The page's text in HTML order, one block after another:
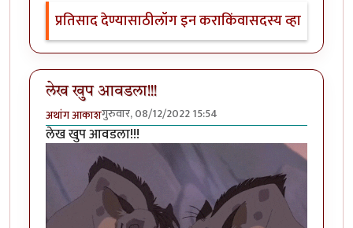
प्रतिसाद देण्यासाठीलॉग इन कराकिंवासदस्य व्हा
लेख खुप आवडला!!!
अथांग आकाशगुरुवार, 08/12/2022 15:54
लेख खुप आवडला!!!